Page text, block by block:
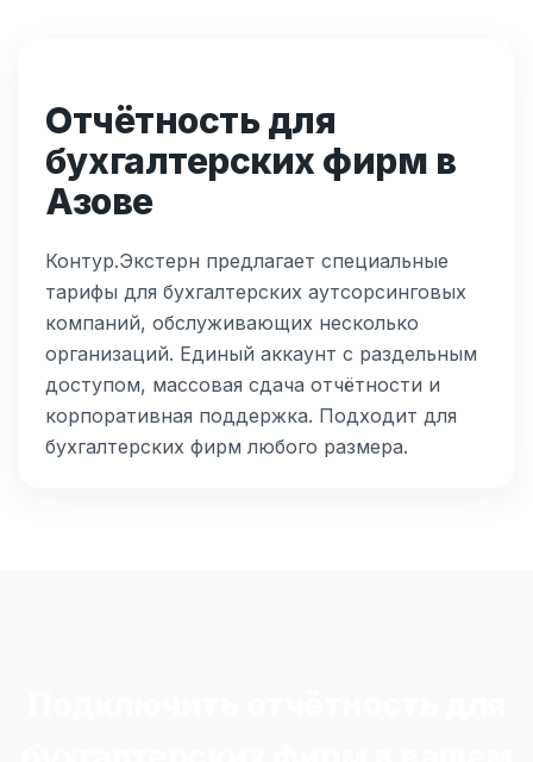
Отчётность для
бухгалтерских фирм в
Азове
Контур.Экстерн предлагает специальные
тарифы для бухгалтерских аутсорсинговых
компаний, обслуживающих несколько
организаций. Единый аккаунт с раздельным
доступом, массовая сдача отчётности и
корпоративная поддержка. Подходит для
бухгалтерских фирм любого размера.